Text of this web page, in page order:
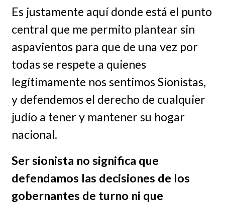
Es justamente aquí donde está el punto
central que me permito plantear sin
aspavientos para que de una vez por
todas se respete a quienes
legítimamente nos sentimos Sionistas,
y defendemos el derecho de cualquier
judío a tener y mantener su hogar
nacional.
Ser sionista no significa que
defendamos las decisiones de los
gobernantes de turno ni que